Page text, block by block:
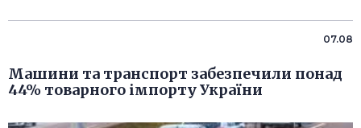
07.08
Машини та транспорт забезпечили понад
44% товарного імпорту України